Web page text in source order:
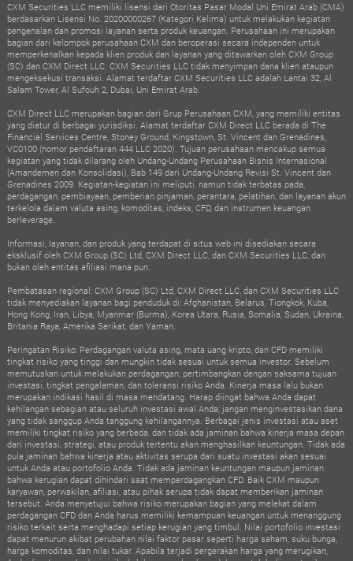
CXM Securities LLC memiliki lisensi dari Otoritas Pasar Modal Uni Emirat Arab (CMA)
berdasarkan Lisensi No. 20200000267 (Kategori Kelima) untuk melakukan kegiatan
pengenalan dan promosi layanan serta produk keuangan. Perusahaan ini merupakan
bagian dari kelompok perusahaan CXM dan beroperasi secara independen untuk
memperkenalkan kepada klien produk dan layanan yang ditawarkan oleh CXM Group
(SC) dan CXM Direct LLC. CXM Securities LLC tidak menyimpan dana klien ataupun
mengeksekusi transaksi. Alamat terdaftar CXM Securities LLC adalah Lantai 32, Al
Salam Tower, Al Sufouh 2, Dubai, Uni Emirat Arab.
CXM Direct LLC merupakan bagian dari Grup Perusahaan CXM, yang memiliki entitas
yang diatur di berbagai yurisdiksi. Alamat terdaftar CXM Direct LLC berada di The
Financial Services Centre, Stoney Ground, Kingstown, St. Vincent dan Grenadines,
VC0100 (nomor pendaftaran 444 LLC 2020). Tujuan perusahaan mencakup semua
kegiatan yang tidak dilarang oleh Undang-Undang Perusahaan Bisnis Internasional
(Amandemen dan Konsolidasi), Bab 149 dari Undang-Undang Revisi St. Vincent dan
Grenadines 2009. Kegiatan-kegiatan ini meliputi, namun tidak terbatas pada,
perdagangan, pembiayaan, pemberian pinjaman, perantara, pelatihan, dan layanan akun
terkelola dalam valuta asing, komoditas, indeks, CFD, dan instrumen keuangan
berleverage.
Informasi, layanan, dan produk yang terdapat di situs web ini disediakan secara
eksklusif oleh CXM Group (SC) Ltd, CXM Direct LLC, dan CXM Securities LLC, dan
bukan oleh entitas afiliasi mana pun.
Pembatasan regional: CXM Group (SC) Ltd, CXM Direct LLC, dan CXM Securities LLC
tidak menyediakan layanan bagi penduduk di: Afghanistan, Belarus, Tiongkok, Kuba,
Hong Kong, Iran, Libya, Myanmar (Burma), Korea Utara, Rusia, Somalia, Sudan, Ukraina,
Britania Raya, Amerika Serikat, dan Yaman.
Peringatan Risiko: Perdagangan valuta asing, mata uang kripto, dan CFD memiliki
tingkat risiko yang tinggi dan mungkin tidak sesuai untuk semua investor. Sebelum
memutuskan untuk melakukan perdagangan, pertimbangkan dengan saksama tujuan
investasi, tingkat pengalaman, dan toleransi risiko Anda. Kinerja masa lalu bukan
merupakan indikasi hasil di masa mendatang. Harap diingat bahwa Anda dapat
kehilangan sebagian atau seluruh investasi awal Anda; jangan menginvestasikan dana
yang tidak sanggup Anda tanggung kehilangannya. Berbagai jenis investasi atau aset
memiliki tingkat risiko yang berbeda, dan tidak ada jaminan bahwa kinerja masa depan
dari investasi, strategi, atau produk tertentu akan menghasilkan keuntungan. Tidak ada
pula jaminan bahwa kinerja atau aktivitas serupa dari suatu investasi akan sesuai
untuk Anda atau portofolio Anda. Tidak ada jaminan keuntungan maupun jaminan
bahwa kerugian dapat dihindari saat memperdagangkan CFD. Baik CXM maupun
karyawan, perwakilan, afiliasi, atau pihak serupa tidak dapat memberikan jaminan
tersebut. Anda menyetujui bahwa risiko merupakan bagian yang melekat dalam
perdagangan CFD dan Anda harus memiliki kemampuan keuangan untuk menanggung
risiko terkait serta menghadapi setiap kerugian yang timbul. Nilai portofolio investasi
dapat menurun akibat perubahan nilai faktor pasar seperti harga saham, suku bunga,
harga komoditas, dan nilai tukar. Apabila terjadi pergerakan harga yang merugikan,